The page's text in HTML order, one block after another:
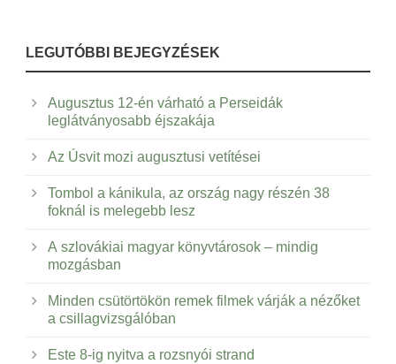
LEGUTÓBBI BEJEGYZÉSEK
Augusztus 12-én várható a Perseidák
leglátványosabb éjszakája
Az Úsvit mozi augusztusi vetítései
Tombol a kánikula, az ország nagy részén 38
foknál is melegebb lesz
A szlovákiai magyar könyvtárosok – mindig
mozgásban
Minden csütörtökön remek filmek várják a nézőket
a csillagvizsgálóban
Este 8-ig nyitva a rozsnyói strand